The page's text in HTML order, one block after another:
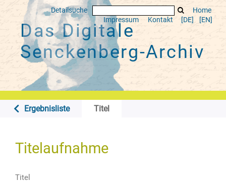
Detailsuche
Home
Impressum
Kontakt [DE] [EN]
Das Digitale
Senckenberg-Archiv
Ergebnisliste Titel
Titelaufnahme
Titel